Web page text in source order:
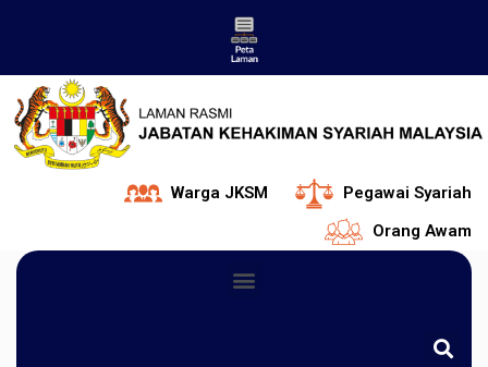
Warga JKSM
Pegawai Syariah
Orang Awam